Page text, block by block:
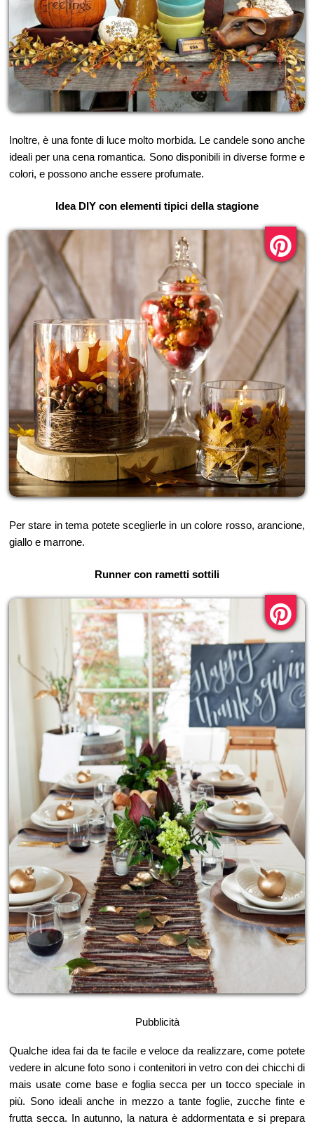
Inoltre, è una fonte di luce molto morbida. Le candele sono anche
ideali per una cena romantica. Sono disponibili in diverse forme e
colori, e possono anche essere profumate.
Idea DIY con elementi tipici della stagione
Per stare in tema potete sceglierle in un colore rosso, arancione,
giallo e marrone.
Runner con rametti sottili
Pubblicità
Qualche idea fai da te facile e veloce da realizzare, come potete
vedere in alcune foto sono i contenitori in vetro con dei chicchi di
mais usate come base e foglia secca per un tocco speciale in
più. Sono ideali anche in mezzo a tante foglie, zucche finte e
frutta secca. In autunno, la natura è addormentata e si prepara